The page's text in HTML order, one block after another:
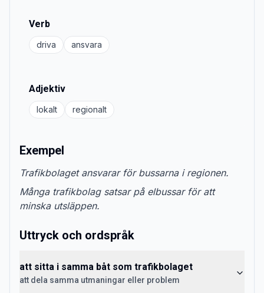
Verb
driva ansvara
Adjektiv
lokalt regionalt
Exempel
Trafikbolaget ansvarar för bussarna i regionen.
Många trafikbolag satsar på elbussar för att
minska utsläppen.
Uttryck och ordspråk
att sitta i samma båt som trafikbolaget
att dela samma utmaningar eller problem